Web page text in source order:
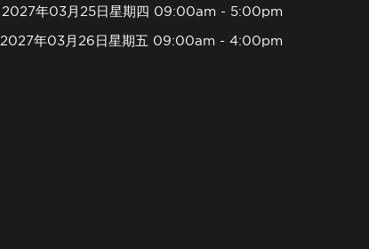
2027年03月25日星期四 09:00am - 5:00pm
2027年03月26日星期五 09:00am - 4:00pm